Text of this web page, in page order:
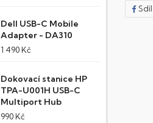
Dell USB-C Mobile
Adapter - DA310
1 490 Kč
Dokovací stanice HP
TPA-U001H USB-C
Multiport Hub
990 Kč